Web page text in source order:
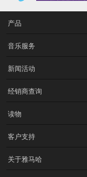
产品
音乐服务
新闻活动
经销商查询
读物
客户支持
关于雅马哈